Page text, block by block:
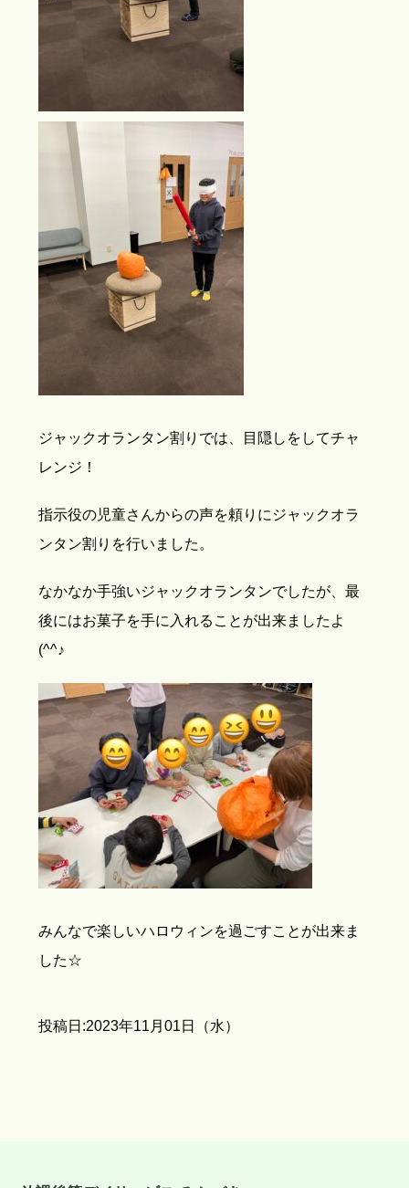
ジャックオランタン割りでは、目隠しをしてチャ
レンジ！
指示役の児童さんからの声を頼りにジャックオラ
ンタン割りを行いました。
なかなか手強いジャックオランタンでしたが、最
後にはお菓子を手に入れることが出来ましたよ
(^^♪
みんなで楽しいハロウィンを過ごすことが出来ま
した☆
投稿日:2023年11月01日（水）